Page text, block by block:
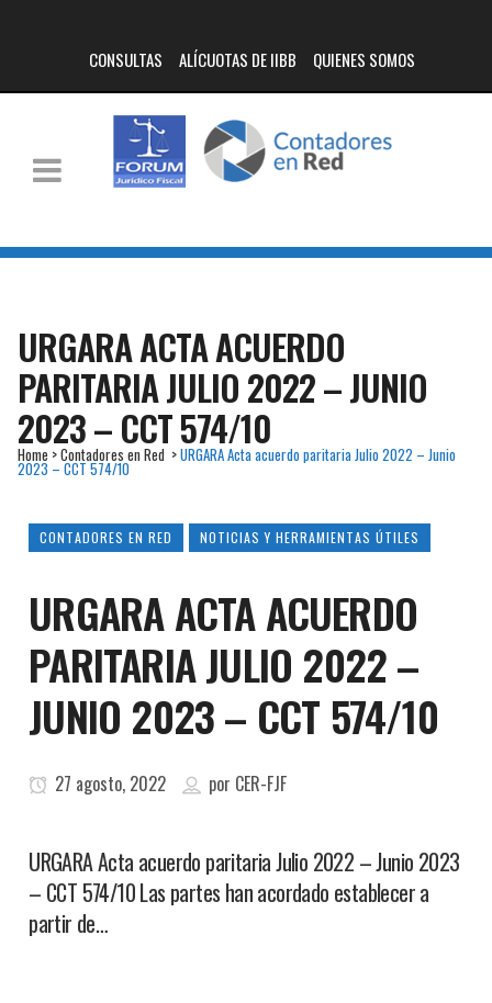
CONSULTAS ALÍCUOTAS DE IIBB QUIENES SOMOS
URGARA ACTA ACUERDO
PARITARIA JULIO 2022 – JUNIO
2023 – CCT 574/10
Home >Contadores en Red >URGARA Acta acuerdo paritaria Julio 2022 – Junio
2023 – CCT 574/10
CONTADORES EN RED NOTICIAS Y HERRAMIENTAS ÚTILES
URGARA ACTA ACUERDO
PARITARIA JULIO 2022 –
JUNIO 2023 – CCT 574/10
27 agosto, 2022 por CER-FJF
URGARA Acta acuerdo paritaria Julio 2022 – Junio 2023
– CCT 574/10 Las partes han acordado establecer a
partir de…